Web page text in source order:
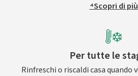
⁴Scopri di più
Per tutte le
Rinfreschi o riscaldi casa quando